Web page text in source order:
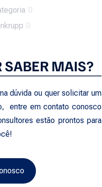
0
0
SABER MAIS?
dúvida ou quer solicitar um
entre em contato conosco
estão prontos para